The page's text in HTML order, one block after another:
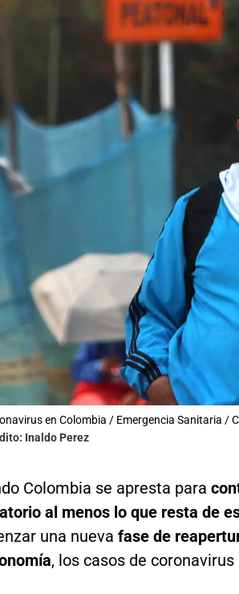
en Colombia / Emergencia Sanitaria /
Inaldo Perez
Colombia se apresta para
al menos lo que resta de
una nueva fase de
, los casos de